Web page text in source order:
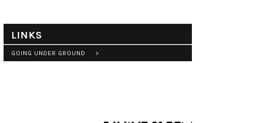
LINKS
GOING UNDER GROUND >